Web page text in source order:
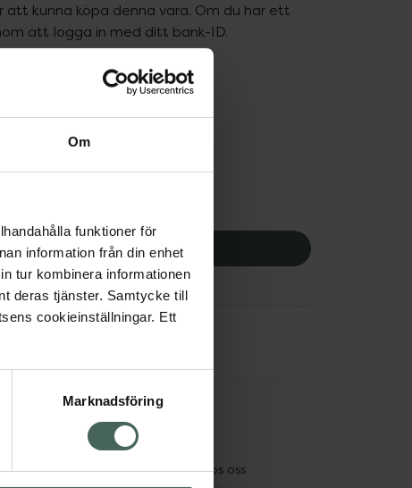
Om
funktioner för
information från din enhet
tur kombinera informationen
deras tjänster. Samtycke till
cookieinställningar. Ett
Marknadsföring
kunna köpa denna vara. Om du har ett
att logga in med ditt bank-ID.
med recept
kr
via ditt recept
recept och läkemedel
Jobba hos oss